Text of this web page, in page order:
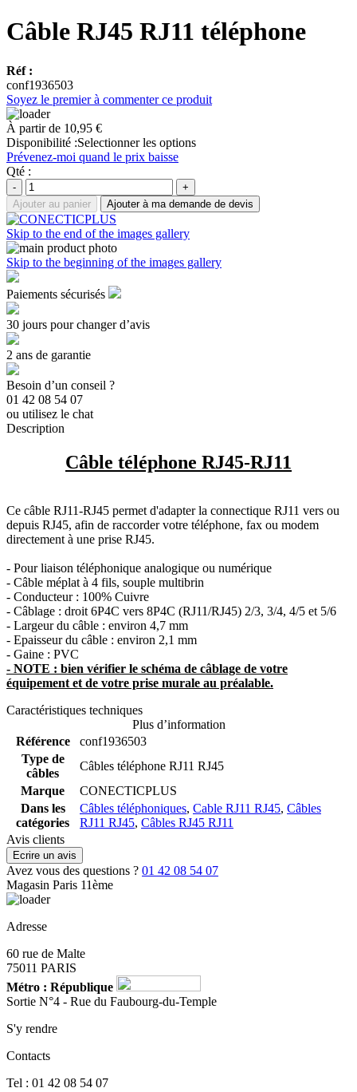
Câble RJ45 RJ11 téléphone
Réf :
conf1936503
Soyez le premier à commenter ce produit
À partir de 10,95 €
Disponibilité :Selectionner les options
Prévenez-moi quand le prix baisse
Qté :
-
+
Ajouter au panier
Ajouter à ma demande de devis
Skip to the end of the images gallery
Skip to the beginning of the images gallery
Paiements sécurisés
30 jours pour changer d’avis
2 ans de garantie
Besoin d’un conseil ?
01 42 08 54 07
ou utilisez le chat
Description
Câble téléphone RJ45-RJ11
Ce câble RJ11-RJ45 permet d'adapter la connectique RJ11 vers ou
depuis RJ45, afin de raccorder votre téléphone, fax ou modem
directement à une prise RJ45.
- Pour liaison téléphonique analogique ou numérique
- Câble méplat à 4 fils, souple multibrin
- Conducteur : 100% Cuivre
- Câblage : droit 6P4C vers 8P4C (RJ11/RJ45) 2/3, 3/4, 4/5 et 5/6
- Largeur du câble : environ 4,7 mm
- Epaisseur du câble : environ 2,1 mm
- Gaine : PVC
- NOTE : bien vérifier le schéma de câblage de votre
équipement et de votre prise murale au préalable.
Caractéristiques techniques
Plus d’information
Référence
conf1936503
Type de
câbles
Câbles téléphone RJ11 RJ45
Marque
CONECTICPLUS
Dans les
catégories
Câbles téléphoniques, Cable RJ11 RJ45, Câbles
RJ11 RJ45, Câbles RJ45 RJ11
Avis clients
Ecrire un avis
Avez vous des questions ? 01 42 08 54 07
Magasin Paris 11ème
Adresse
60 rue de Malte
75011 PARIS
Métro : République
Sortie N°4 - Rue du Faubourg-du-Temple
S'y rendre
Contacts
Tel : 01 42 08 54 07